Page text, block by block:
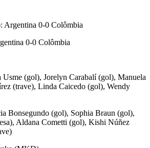
Argentina 0-0 Colômbia
0-0 Colômbia
Usme (gol), Jorelyn Carabalí (gol), Manuela
(trave), Linda Caicedo (gol), Wendy
Bonsegundo (gol), Sophia Braun (gol),
Aldana Cometti (gol), Kishi Núñez